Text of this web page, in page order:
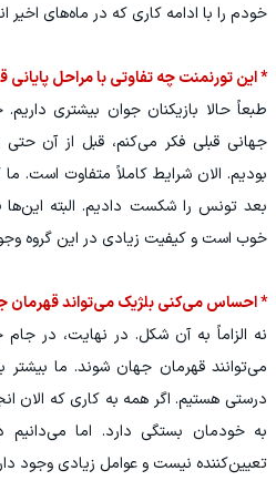
خودم را با ادامه کاری که در ماه‌های اخیر
* این تورنمنت چه تفاوتی با مراحل پایانی
طبعاً حالا بازیکنان جوان بیشتری
جهانی قبلی فکر می‌کنم، قبل از آن حتی
بودیم. الان شرایط کاملاً متفاوت است.
بعد تونس را شکست دادیم. البته این‌ها
خوب است و کیفیت زیادی در این گروه
* احساس می‌کنی بلژیک می‌تواند قهرمان
نه الزاماً به آن شکل. در نهایت، در
می‌توانند قهرمان جهان شوند. ما
درستی هستیم. اگر همه به کاری که الان
به خودمان بستگی دارد. اما
تعیین‌کننده نیست و عوامل زیادی وجود